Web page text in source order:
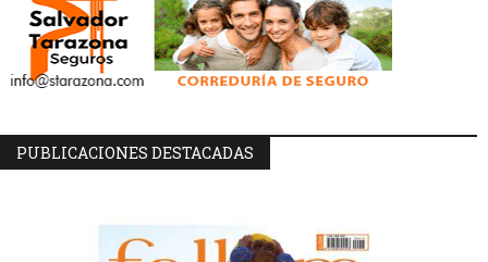
PUBLICACIONES DESTACADAS